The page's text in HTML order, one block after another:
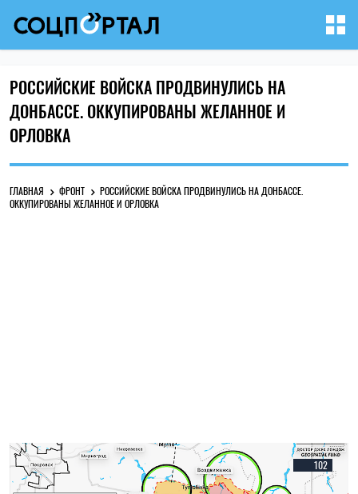
РОССИЙСКИЕ ВОЙСКА ПРОДВИНУЛИСЬ НА
ДОНБАССЕ. ОККУПИРОВАНЫ ЖЕЛАННОЕ И
ОРЛОВКА
ГЛАВНАЯ ФРОНТ
РОССИЙСКИЕ ВОЙСКА ПРОДВИНУЛИСЬ НА ДОНБАССЕ.
ОККУПИРОВАНЫ ЖЕЛАННОЕ И ОРЛОВКА
102